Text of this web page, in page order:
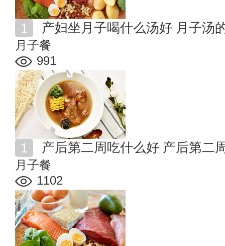
产妇坐月子喝什么汤好 月子汤
月子餐
991
产后第二周吃什么好 产后第二
月子餐
1102